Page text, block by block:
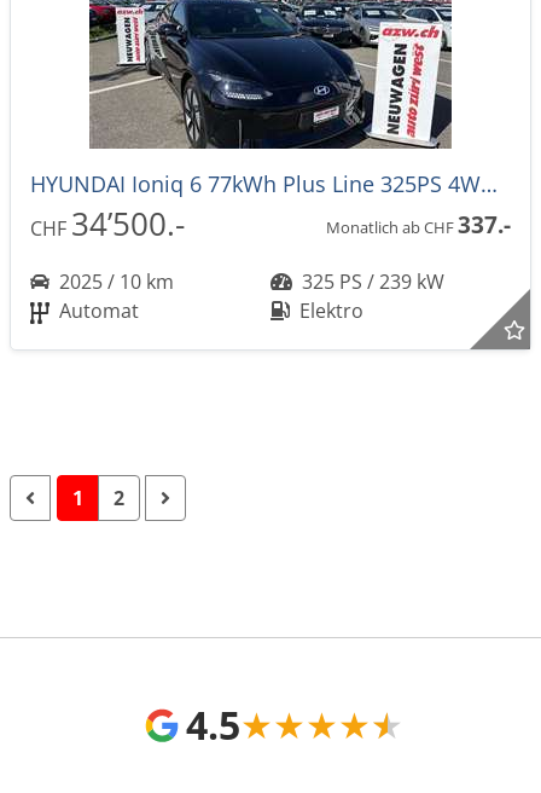
HYUNDAI Ioniq 6 77kWh Plus Line 325PS 4WD Automat
CHF 34’500.- Monatlich ab CHF337.-
2025 / 10 km
325 PS / 239 kW
Automat
Elektro
1 2
4.5★★★★★